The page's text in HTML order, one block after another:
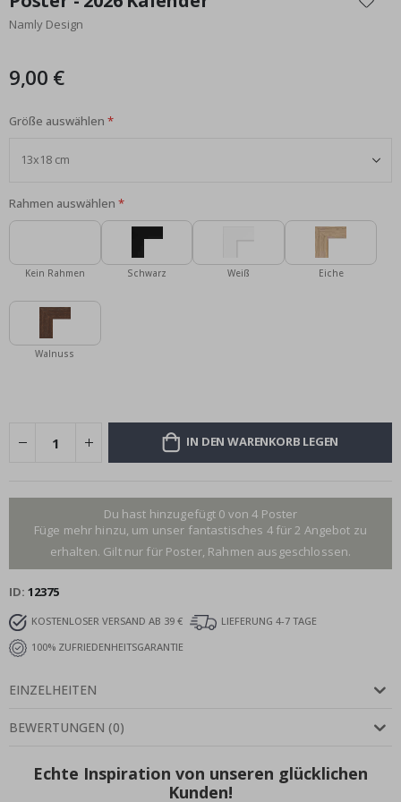
der
Bildgalerie
Namly Design
9,00 €
Größe auswählen
Rahmen auswählen
Kein Rahmen Schwarz Weiß Eiche
Walnuss
IN DEN WARENKORB LEGEN
Du hast hinzugefügt 0 von 4 Poster
Füge mehr hinzu, um unser fantastisches 4 für 2 Angebot zu
erhalten. Gilt nur für Poster, Rahmen ausgeschlossen.
ID 12375
KOSTENLOSER VERSAND AB 39 €
LIEFERUNG 4-7 TAGE
100% ZUFRIEDENHEITSGARANTIE
EINZELHEITEN
BEWERTUNGEN (0)
Echte Inspiration von unseren glücklichen
Kunden!